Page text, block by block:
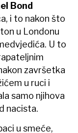
Bond
i to nakon što
u Londonu
U to
završetka
u ruci i
samo njihova
nacista.
u smeće,